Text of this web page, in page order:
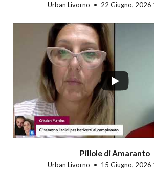
Urban Livorno 22 Giugno, 2026
Pillole di Amaranto
Urban Livorno 15 Giugno, 2026